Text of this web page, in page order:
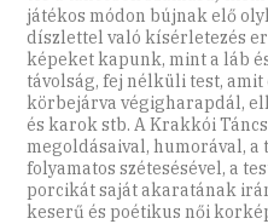
játékos módon bújnak elő
díszlettel való kísérletezés
képeket kapunk, mint a láb
távolság, fej nélküli test,
körbejárva végigharapdál,
és karok stb. A Krakkói
megoldásaival, humorával,
folyamatos szétesésével, a
porcikát saját akaratának
keserű és poétikus női